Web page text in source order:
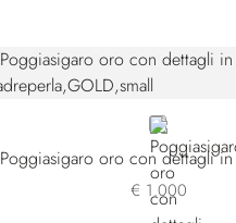
GOLD
Poggiasigaro oro con dettagli
€ 1.000